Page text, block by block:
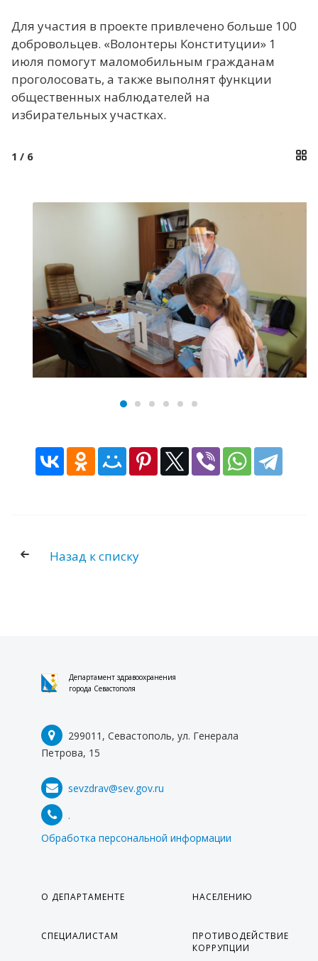
Для участия в проекте привлечено больше 100
добровольцев. «Волонтеры Конституции» 1
июля помогут маломобильным гражданам
проголосовать, а также выполнят функции
общественных наблюдателей на
избирательных участках.
1 / 6
Назад к списку
Департамент здравоохранения
города Севастополя
299011, Севастополь, ул. Генерала
Петрова, 15
sevzdrav@sev.gov.ru
.
Обработка персональной информации
О ДЕПАРТАМЕНТЕ НАСЕЛЕНИЮ
СПЕЦИАЛИСТАМ
ПРОТИВОДЕЙСТВИЕ
КОРРУПЦИИ